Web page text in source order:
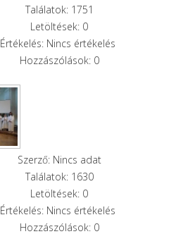
Találatok: 1751
Letöltések: 0
Értékelés: Nincs értékelés
Hozzászólások: 0
Szerző: Nincs adat
Találatok: 1630
Letöltések: 0
Értékelés: Nincs értékelés
Hozzászólások: 0